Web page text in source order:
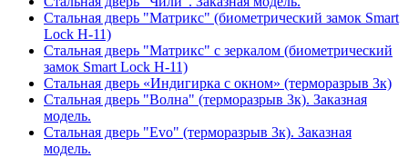
Стальная дверь "Матрикс" (биометрический замок Smart
Lock H-11)
Стальная дверь "Матрикс" с зеркалом (биометрический
замок Smart Lock H-11)
Стальная дверь «Индигирка с окном» (терморазрыв 3к)
Стальная дверь "Волна" (терморазрыв 3к). Заказная
модель.
Стальная дверь "Evo" (терморазрыв 3к). Заказная
модель.